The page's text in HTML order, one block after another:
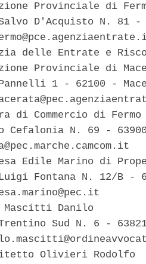
Provinciale di
D'Acquisto N. 81
delle Entrate e
Provinciale di
1 - 62100 -
di Commercio di
Cefalonia N. 69 -
Edile Marino di
Fontana N. 12/B -
Mascitti Danilo
Sud N. 6 -
Olivieri Rodolfo